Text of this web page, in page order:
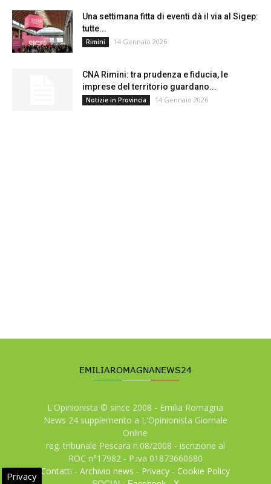
Una settimana fitta di eventi dà il via al Sigep:
tutte...
Rimini 14 Gennaio 2026
CNA Rimini: tra prudenza e fiducia, le
imprese del territorio guardano...
Notizie in Provincia 14 Gennaio 2026
L'Opinionista © since 2008 - Emilia Romagna
News 24 supplemento a L'Opinionista Giornale
Online
reg. tribunale Pescara n.08/2008 - iscrizione al
ROC n°17982 - P.iva 01873660680
Contatti -Archivio news - Privacy -Cookie Policy
Privacy